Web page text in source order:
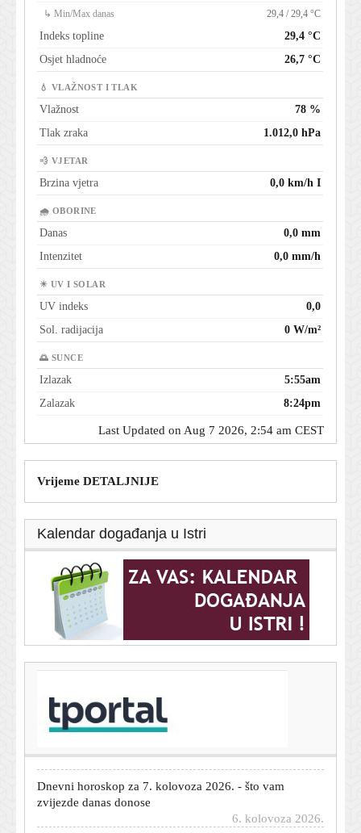
↳ Min/Max danas 29,4 / 29,4 °C
Indeks topline
29,4 °C
Osjet hladnoće
26,7 °C
💧 VLAŽNOST I TLAK
Vlažnost
78 %
Tlak zraka
1.012,0 hPa
💨 VJETAR
Brzina vjetra 0,0 km/h I
🌧 OBORINE
Danas
0,0 mm
Intenzitet
0,0 mm/h
☀ UV I SOLAR
UV indeks
0,0
Sol. radijacija
0 W/m²
🌅 SUNCE
Izlazak
5:55am
Zalazak
8:24pm
Last Updated on Aug 7 2026, 2:54 am CEST
Vrijeme DETALJNIJE
Kalendar događanja u Istri
T-portal.hr
Ekološka bomba uz obalu Omana: Iz nasukanog tankera
U Italiji upozorenja zbog vrućine, Mađarska i
Rumunjska gase javnu rasvjetu
zvijezde danas donose